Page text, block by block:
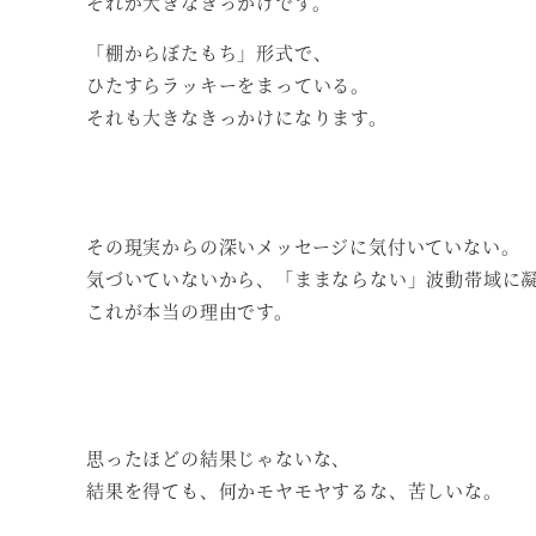
「棚からぼたもち」形式で、
ひたすらラッキーをまっている。
それも大きなきっかけになります。
その現実からの深いメッセージに気付いていない。
気づいていないから、「ままならない」波動帯域に
これが本当の理由です。
思ったほどの結果じゃないな、
結果を得ても、何かモヤモヤするな、苦しいな。